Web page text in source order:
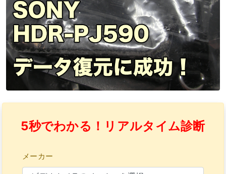
5秒でわかる！リアルタイム診断
メーカー